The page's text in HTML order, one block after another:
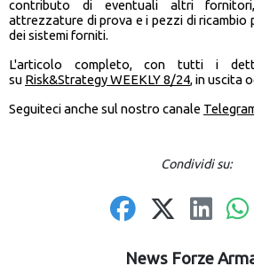
contributo di eventuali altri
attrezzature di prova e i pezzi di ricambio
dei sistemi forniti.
L'articolo completo, con tutti i
su Risk&Strategy WEEKLY 8/24, in uscita
Seguiteci anche sul nostro canale
Condividi su:
News Forze